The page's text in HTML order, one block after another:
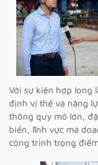
Với sự kiện hợp long
định vị thế và năng
thông quy mô lớn,
biển, lĩnh vực mà
công trình trọng